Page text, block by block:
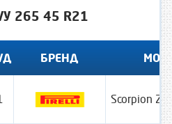
265 45 R21
Д БРЕНД
Scorpion